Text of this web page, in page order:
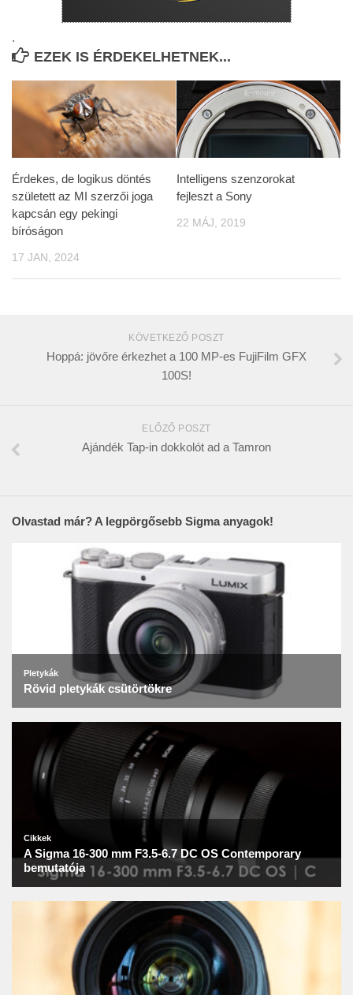
.
EZEK IS ÉRDEKELHETNEK...
Érdekes, de logikus döntés
született az MI szerzői joga
kapcsán egy pekingi
bíróságon
17 JAN, 2024
Intelligens szenzorokat
fejleszt a Sony
22 MÁJ, 2019
KÖVETKEZŐ POSZT
Hoppá: jövőre érkezhet a 100 MP-es FujiFilm GFX
100S!
ELŐZŐ POSZT
Ajándék Tap-in dokkolót ad a Tamron
Olvastad már? A legpörgősebb Sigma anyagok!